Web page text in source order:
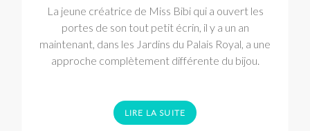
La jeune créatrice de Miss Bibi qui a ouvert les
portes de son tout petit écrin, il y a un an
maintenant, dans les Jardins du Palais Royal, a une
approche complètement différente du bijou.
LIRE LA SUITE